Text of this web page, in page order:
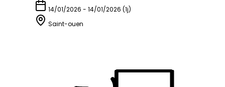
14/01/2026 - 14/01/2026 (1j)
Saint-ouen